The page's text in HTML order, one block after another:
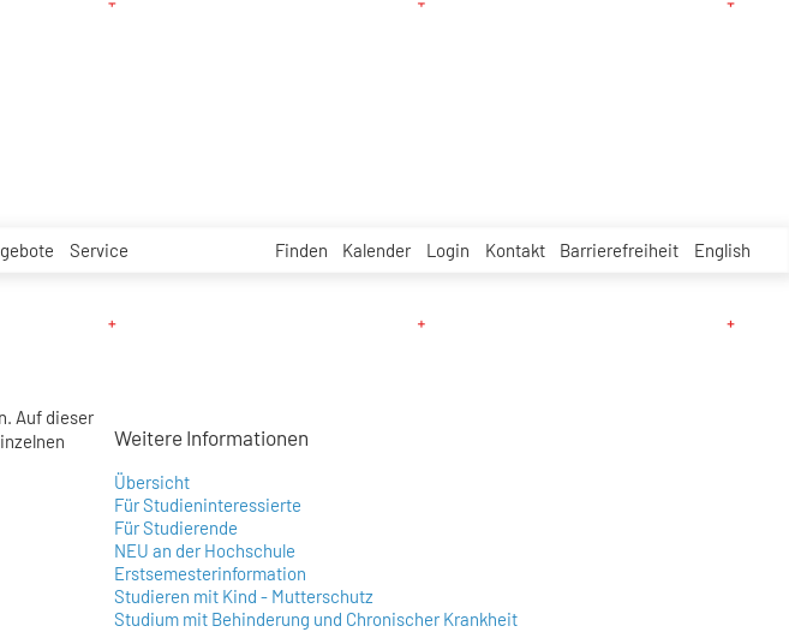
Service Finden Kalender Login Kontakt Barrierefreiheit English
Auf dieser
Weitere Informationen
Übersicht
Für Studieninteressierte
Für Studierende
NEU an der Hochschule
Erstsemesterinformation
Studieren mit Kind - Mutterschutz
Studium mit Behinderung und Chronischer Krankheit